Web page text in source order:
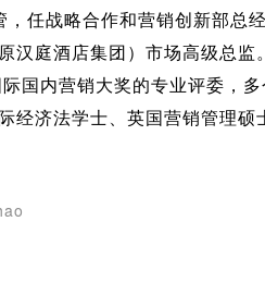
任战略合作和营销创新部总
汉庭酒店集团）市场高级总
国内营销大奖的专业评委，
经济法学士、英国营销管理硕